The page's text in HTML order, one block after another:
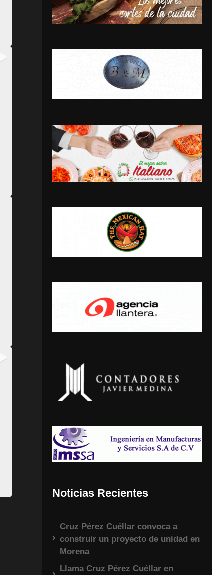
Noticias Recientes
Cruz Pérez Cuéllar convoca a
construir un proyecto de unidad en
Morena
Llama Cruz Pérez Cuéllar en